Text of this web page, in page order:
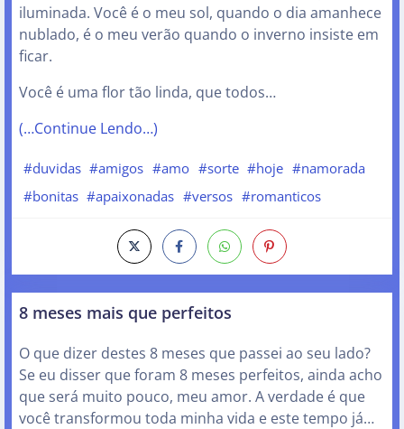
iluminada. Você é o meu sol, quando o dia amanhece
nublado, é o meu verão quando o inverno insiste em
ficar.
Você é uma flor tão linda, que todos…
(…Continue Lendo…)
#duvidas #amigos #amo #sorte #hoje #namorada
#bonitas #apaixonadas #versos #romanticos
8 meses mais que perfeitos
O que dizer destes 8 meses que passei ao seu lado?
Se eu disser que foram 8 meses perfeitos, ainda acho
que será muito pouco, meu amor. A verdade é que
você transformou toda minha vida e este tempo já…